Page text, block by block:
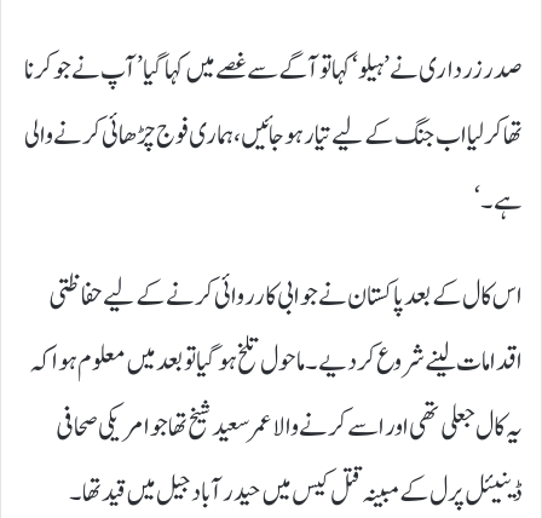
صدر زرداری نے ’ہیلو‘ کہا تو آگے سے غصے میں کہا گیا ’آپ نے جو کرنا
تھا کر لیا اب جنگ کے لیے تیار ہو جائیں، ہماری فوج چڑھائی کرنے والی
ہے۔‘
اس کال کے بعد پاکستان نے جوابی کارروائی کرنے کے لیے حفاظتی
اقدامات لینے شروع کر دیے۔ ماحول تلخ ہو گیا تو بعد میں معلوم ہوا کہ
یہ کال جعلی تھی اور اسے کرنے والا عمر سعید شیخ تھا جو امریکی صحافی
ڈینیئل پرل کے مبینہ قتل کیس میں حیدر آباد جیل میں قید تھا۔